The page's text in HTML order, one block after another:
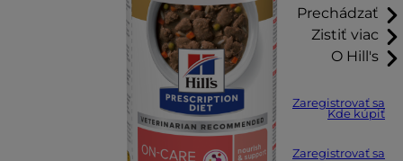
Prechádzať
Zistiť viac
O Hill's
Zaregistrovať sa
Kde kúpiť
Zaregistrovať sa